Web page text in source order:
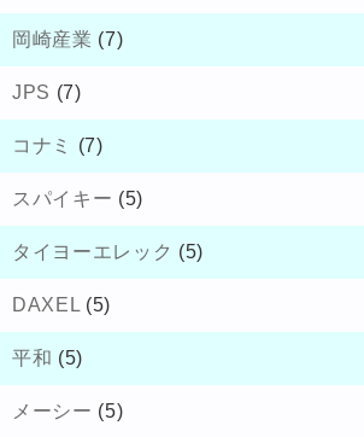
岡崎産業 (7)
JPS (7)
コナミ (7)
スパイキー (5)
タイヨーエレック (5)
DAXEL (5)
平和 (5)
メーシー (5)